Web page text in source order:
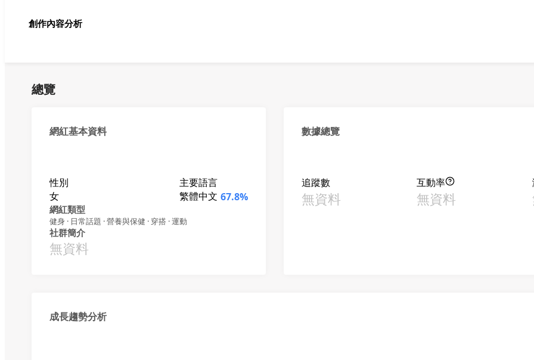
創作內容分析
總覽
網紅基本資料
性別
女
主要語言
繁體中文 67.8%
網紅類型
健身 · 日常話題 · 營養與保健 · 穿搭 · 運動
社群簡介
無資料
數據總覽
追蹤數
無資料
互動率
無資料
成長趨勢分析